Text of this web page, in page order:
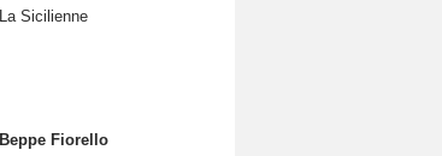
La Sicilienne
Beppe Fiorello